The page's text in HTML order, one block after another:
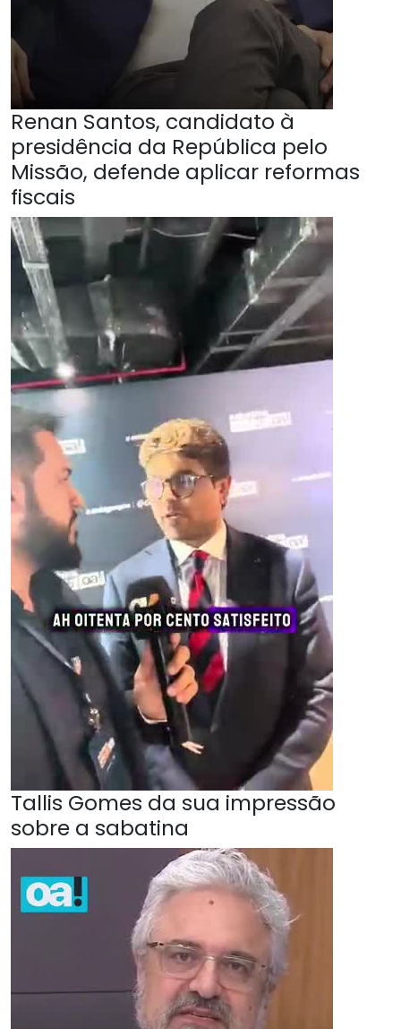
Renan Santos, candidato à
presidência da República pelo
Missão, defende aplicar reformas
fiscais
Tallis Gomes da sua impressão
sobre a sabatina